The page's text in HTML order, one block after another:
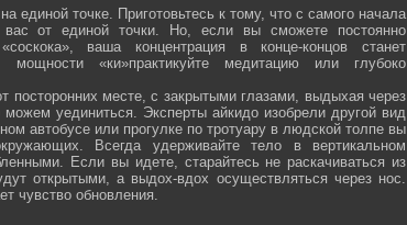
единой точке. Приготовьтесь к тому, что с самого начала
от единой точки. Но, если вы сможете постоянно
ваша концентрация в конце-концов станет
«ки»практикуйте медитацию или глубоко
посторонних месте, с закрытыми глазами, выдыхая через
уединиться. Эксперты айкидо изобрели другой вид
автобусе или прогулке по тротуару в людской толпе вы
Всегда удерживайте тело в вертикальном
Если вы идете, старайтесь не раскачиваться из
открытыми, а выдох-вдох осуществляться через нос.
чувство обновления.